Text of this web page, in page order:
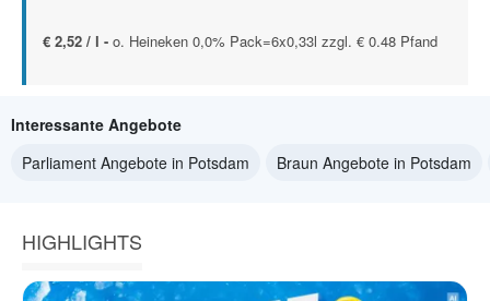
€ 2,52 / l - o. Heineken 0,0% Pack=6x0,33l zzgl. € 0.48 Pfand
Interessante Angebote
Parliament Angebote in Potsdam
Braun Angebote in Potsdam
HIGHLIGHTS